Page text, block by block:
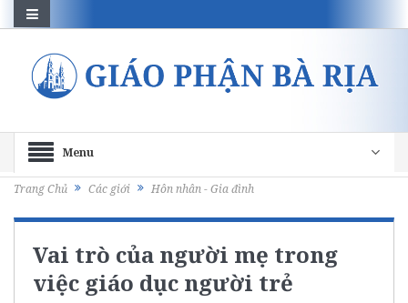
Menu
Trang Chủ Các giới Hôn nhân - Gia đình
Vai trò của người mẹ trong
việc giáo dục người trẻ